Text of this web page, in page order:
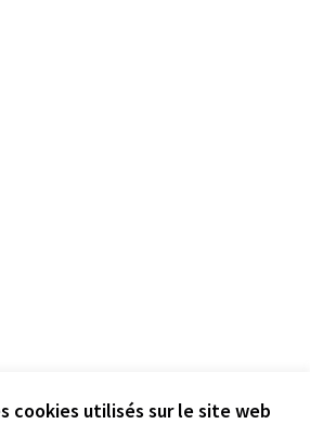
cookies utilisés sur le site web